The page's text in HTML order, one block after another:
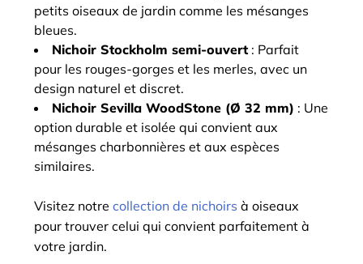
petits oiseaux de jardin comme les mésanges
bleues.
Nichoir Stockholm semi-ouvert: Parfait
pour les rouges-gorges et les merles, avec un
design naturel et discret.
Nichoir Sevilla WoodStone (Ø 32 mm) : Une
option durable et isolée qui convient aux
mésanges charbonnières et aux espèces
similaires.
Visitez notre collection de nichoirs à oiseaux
pour trouver celui qui convient parfaitement à
votre jardin.